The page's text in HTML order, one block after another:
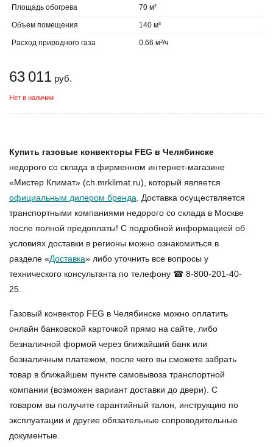
Площадь обогрева 70 м²
Объем помещения 140 м³
Расход природного газа 0.66 м³/ч
63 011 руб.
Нет в наличии
Купить газовые конвекторы FEG в Челябинске
недорого со склада в фирменном интернет-магазине
«Мистер Климат» (ch.mrklimat.ru), который является
официальным дилером бренда . Доставка осуществляется
транспортными компаниями недорого со склада в Москве
после полной предоплаты! С подробной информацией об
условиях доставки в регионы можно ознакомиться в
разделе «Доставка» либо уточнить все вопросы у
технического консультанта по телефону ☎ 8-800-201-40-
25.
Газовый конвектор FEG в Челябинске можно оплатить
онлайн банковской карточкой прямо на сайте, либо
безналичной формой через ближайший банк или
безналичным платежом, после чего вы сможете забрать
товар в ближайшем пункте самовывоза транспортной
компании (возможен вариант доставки до двери). С
товаром вы получите гарантийный талон, инструкцию по
эксплуатации и другие обязательные сопроводительные
документые.